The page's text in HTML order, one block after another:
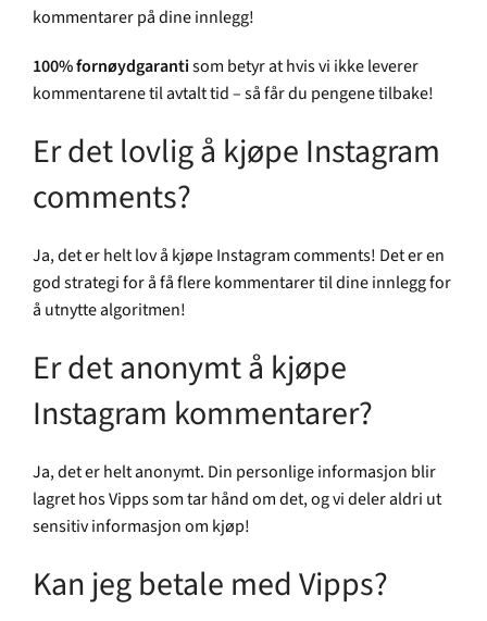
kommentarer på dine innlegg!
100% fornøydgarantisom betyr at hvis vi ikke leverer
kommentarene til avtalt tid – så får du pengene tilbake!
Er det lovlig å kjøpe Instagram
comments?
Ja, det er helt lov å kjøpe Instagram comments! Det er en
god strategi for å få flere kommentarer til dine innlegg for
å utnytte algoritmen!
Er det anonymt å kjøpe
Instagram kommentarer?
Ja, det er helt anonymt. Din personlige informasjon blir
lagret hos Vipps som tar hånd om det, og vi deler aldri ut
sensitiv informasjon om kjøp!
Kan jeg betale med Vipps?